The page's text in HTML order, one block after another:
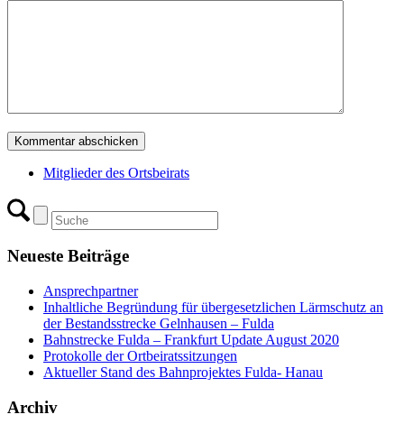
Mitglieder des Ortsbeirats
Neueste Beiträge
Ansprechpartner
Inhaltliche Begründung für übergesetzlichen Lärmschutz an
der Bestandsstrecke Gelnhausen – Fulda
Bahnstrecke Fulda – Frankfurt Update August 2020
Protokolle der Ortbeiratssitzungen
Aktueller Stand des Bahnprojektes Fulda- Hanau
Archiv